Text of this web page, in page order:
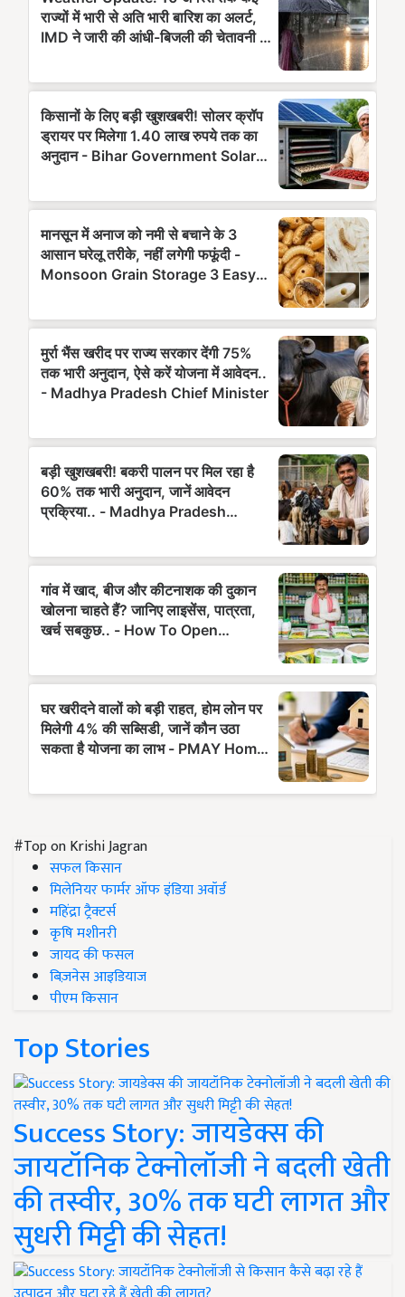
#Top on Krishi Jagran
सफल किसान
मिलेनियर फार्मर ऑफ इंडिया अवॉर्ड
महिंद्रा ट्रैक्टर्स
कृषि मशीनरी
जायद की फसल
बिज़नेस आइडियाज
पीएम किसान
Top Stories
Success Story: जायडेक्स की
जायटॉनिक टेक्नोलॉजी ने बदली खेती
की तस्वीर, 30% तक घटी लागत और
सुधरी मिट्टी की सेहत!